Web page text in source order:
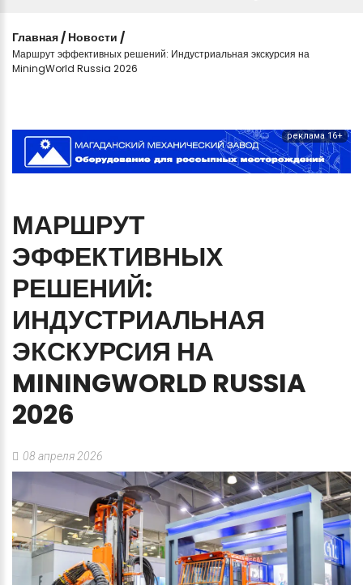
Главная / Новости /
Маршрут эффективных решений: Индустриальная экскурсия на
MiningWorld Russia 2026
реклама 16+
МАРШРУТ
ЭФФЕКТИВНЫХ
РЕШЕНИЙ:
ИНДУСТРИАЛЬНАЯ
ЭКСКУРСИЯ НА
MININGWORLD RUSSIA
2026
08 апреля 2026